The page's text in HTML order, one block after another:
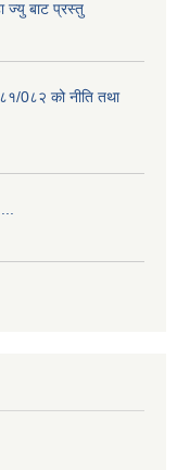
ज्यु बाट प्रस्तु
0८२ को नीति तथा